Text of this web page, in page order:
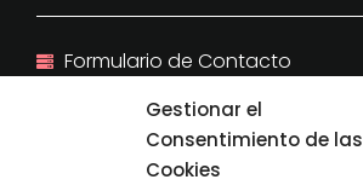
Gestionar el
Consentimiento de las
Cookies
Formulario de Contacto
hola@chicsocialmedia.com
Benalmádena, Málaga. España